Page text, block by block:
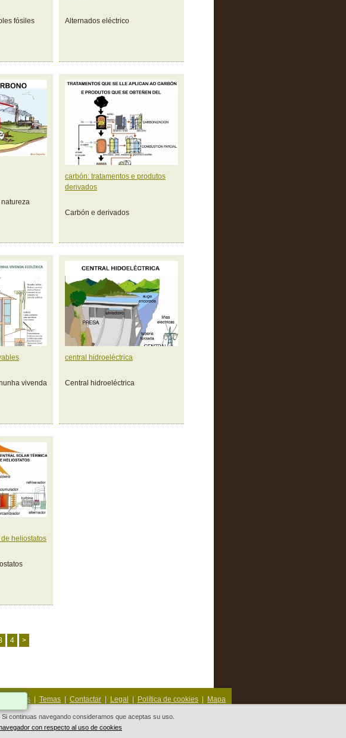
fósiles Alternados eléctrico
carbón: tratamentos e produtos
derivados
Carbón e derivados
vivenda
central hidroeléctrica
Central hidroeléctrica
heliostatos
4 >
Rutas Temas Contactar Legal Política de cookies Mapa
continuas navegando consideramos que aceptas su uso.
con respecto al uso de cookies